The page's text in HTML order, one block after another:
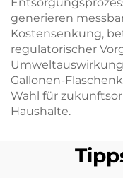
generieren
Kostensenkung,
regulatorischer
Gallonen-
Wahl für
Haushalte.